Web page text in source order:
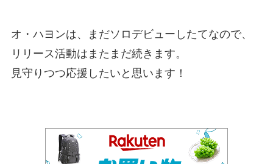
オ・ハヨンは、まだソロデビューしたてなので、
リリース活動はまたまだ続きます。
見守りつつ応援したいと思います！